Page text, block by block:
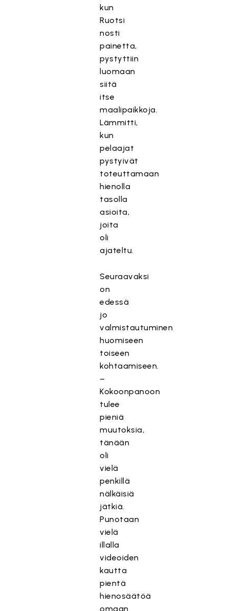
kun
Ruotsi
nosti
painetta,
pystyttiin
luomaan
siitä
itse
maalipaikkoja.
Lämmitti,
kun
pelaajat
pystyivät
toteuttamaan
hienolla
tasolla
asioita,
joita
oli
ajateltu.
Seuraavaksi
on
edessä
jo
valmistautuminen
huomiseen
toiseen
kohtaamiseen.
–
Kokoonpanoon
tulee
pieniä
muutoksia,
tänään
oli
vielä
penkillä
nälkäisiä
jätkiä.
Punotaan
vielä
illalla
videoiden
kautta
pientä
hienosäätöä
omaan